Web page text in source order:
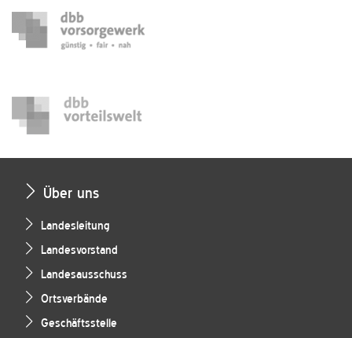
Über uns
Landesleitung
Landesvorstand
Landesausschuss
Ortsverbände
Geschäftsstelle